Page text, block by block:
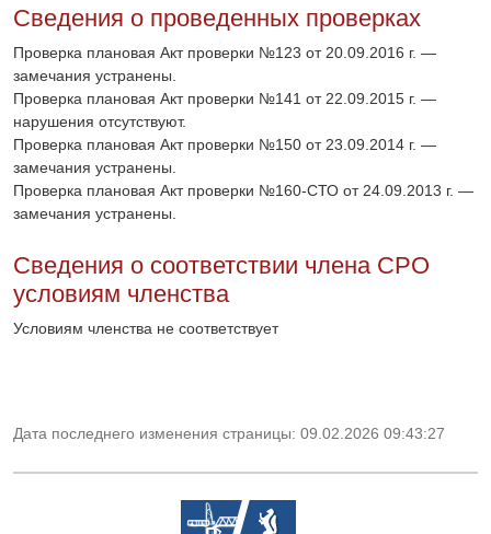
Сведения о проведенных проверках
Проверка плановая Акт проверки №123 от 20.09.2016 г. —
замечания устранены.
Проверка плановая Акт проверки №141 от 22.09.2015 г. —
нарушения отсутствуют.
Проверка плановая Акт проверки №150 от 23.09.2014 г. —
замечания устранены.
Проверка плановая Акт проверки №160-СТО от 24.09.2013 г. —
замечания устранены.
Сведения о соответствии члена СРО
условиям членства
Условиям членства не соответствует
Дата последнего изменения страницы: 09.02.2026 09:43:27